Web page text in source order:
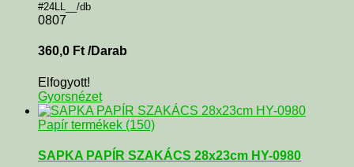
#24LL__/db
0807
360,0 Ft /Darab
Elfogyott!
Gyorsnézet
Papír termékek (150)
SAPKA PAPÍR SZAKÁCS 28x23cm HY-0980